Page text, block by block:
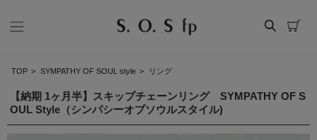
TOP > SYMPATHY OF SOUL style > リング
【納期 1ヶ月半】スキップチェーンリング SYMPATHY OF S
OUL Style（シンパシーオブソウルスタイル)